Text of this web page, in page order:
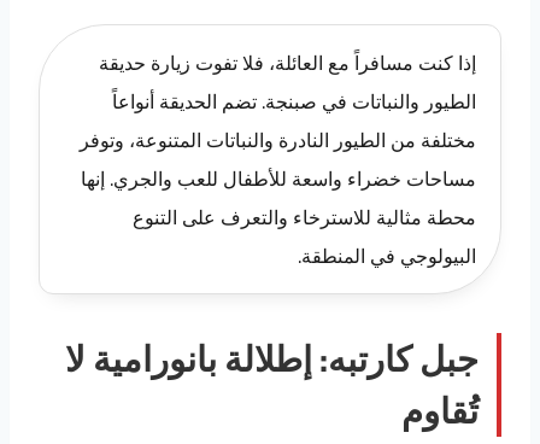
إذا كنت مسافراً مع العائلة، فلا تفوت زيارة حديقة
الطيور والنباتات في صبنجة. تضم الحديقة أنواعاً
مختلفة من الطيور النادرة والنباتات المتنوعة، وتوفر
مساحات خضراء واسعة للأطفال للعب والجري. إنها
محطة مثالية للاسترخاء والتعرف على التنوع
البيولوجي في المنطقة.
جبل كارتبه: إطلالة بانورامية لا
تُقاوم